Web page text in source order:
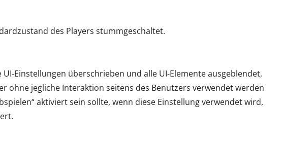
des Players stummgeschaltet.
Einstellungen überschrieben und alle UI-Elemente ausgeblendet,
ohne jegliche Interaktion seitens des Benutzers verwendet werden
aktiviert sein sollte, wenn diese Einstellung verwendet wird,